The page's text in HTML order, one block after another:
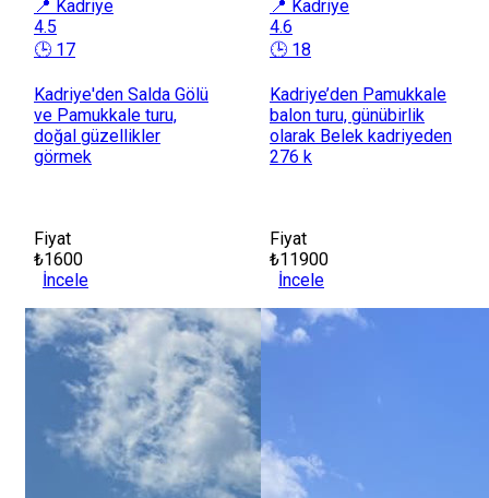
📍 Kadriye
4.5
🕒 17
Kadriye'den Salda Gölü
ve Pamukkale turu,
doğal güzellikler
görmek
Fiyat
₺1600
İncele
📍 Kadriye
4.6
🕒 18
Kadriye’den Pamukkale
balon turu, günübirlik
olarak Belek kadriyeden
276 k
Fiyat
₺11900
İncele